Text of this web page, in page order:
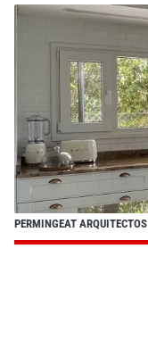
PERMINGEAT ARQUITECTOS